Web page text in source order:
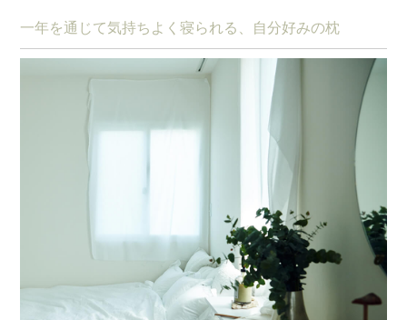
一年を通じて気持ちよく寝られる、自分好みの枕